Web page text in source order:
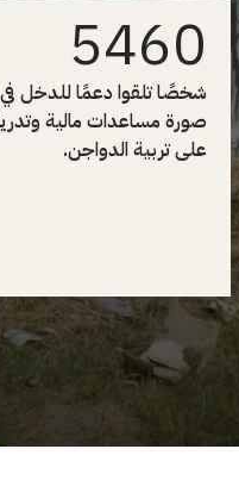
5460
شخصًا تلقوا دعمًا للدخل في
صورة مساعدات مالية
على تربية الدواجن.